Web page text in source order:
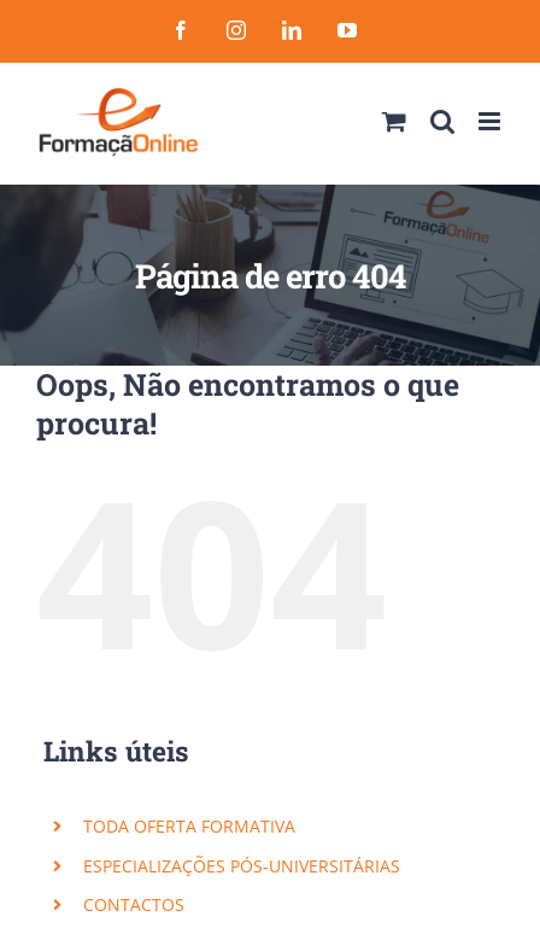
to
FacebookInstagramLinkedInYouTube
Página de erro 404
Oops, Não encontramos o que
procura!
Links úteis
TODA OFERTA FORMATIVA
ESPECIALIZAÇÕES PÓS-UNIVERSITÁRIAS
CONTACTOS